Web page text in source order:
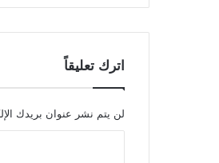
اترك تعليقاً
لن يتم نشر عنوان بريدك